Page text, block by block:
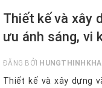
Thiết kế và xây
ưu ánh sáng, vi
ĐĂNG BỞI
Thiết kế và xây dựng